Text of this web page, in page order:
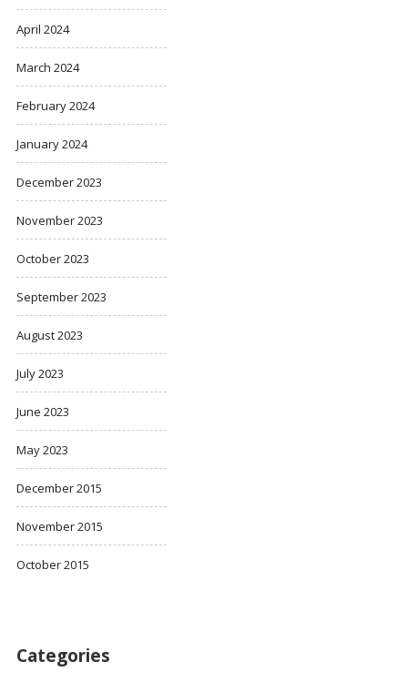
April 2024
March 2024
February 2024
January 2024
December 2023
November 2023
October 2023
September 2023
August 2023
July 2023
June 2023
May 2023
December 2015
November 2015
October 2015
Categories